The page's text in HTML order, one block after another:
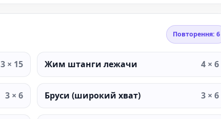
Повторення: 6
3 × 15 Жим штанги лежачи 4 × 6
3 × 6 Бруси (широкий хват) 3 × 6